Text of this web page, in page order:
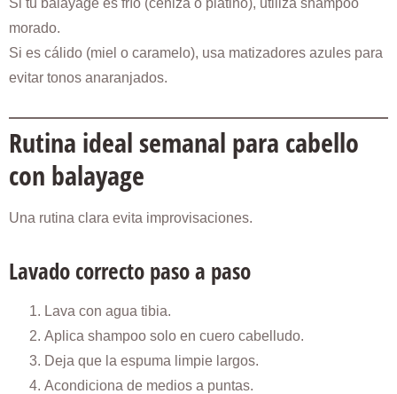
morado.
Si es cálido (miel o caramelo), usa matizadores azules para
evitar tonos anaranjados.
Rutina ideal semanal para cabello
con balayage
Una rutina clara evita improvisaciones.
Lavado correcto paso a paso
Lava con agua tibia.
Aplica shampoo solo en cuero cabelludo.
Deja que la espuma limpie largos.
Acondiciona de medios a puntas.